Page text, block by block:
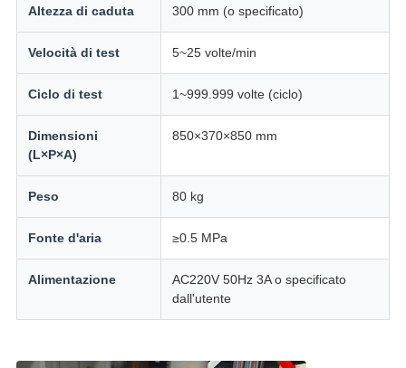
Altezza di caduta 300 mm (o specificato)
Velocità di test 5~25 volte/min
Ciclo di test 1~999.999 volte (ciclo)
Dimensioni
(L×P×A)
850×370×850 mm
Peso 80 kg
Fonte d'aria ≥0.5 MPa
Alimentazione
AC220V 50Hz 3A o specificato
dall'utente